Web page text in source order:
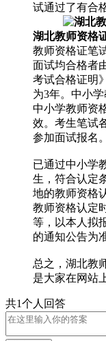
试通过了有合
湖北教师资格
教师资格证笔
面试均合格者
考试合格证明
为3年。中小
中小学教师资
效。考生笔试
参加面试报名。
已通过中小学
生，符合认定
地的教师资格
教师资格认定
等，以本人拟
的通知公告为
总之，湖北教
是大家在网站
共1个人回答